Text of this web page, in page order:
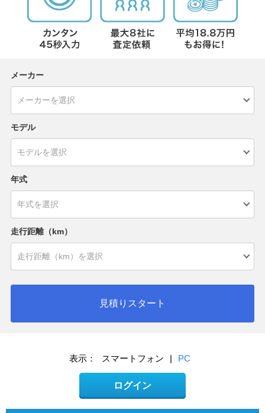
メーカー
モデル
年式
走行距離（km）
見積りスタート
表示： スマートフォン | PC
ログイン